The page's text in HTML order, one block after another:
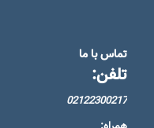
تماس با ما
تلفن:
02122300217